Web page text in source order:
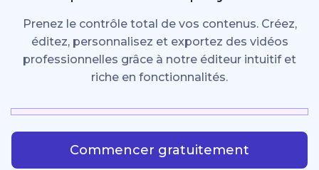
Prenez le contrôle total de vos contenus. Créez,
éditez, personnalisez et exportez des vidéos
professionnelles grâce à notre éditeur intuitif et
riche en fonctionnalités.
Commencer gratuitement